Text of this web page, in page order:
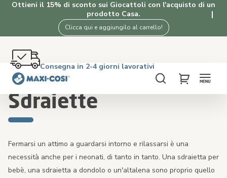
Ottieni il 15% di sconto sui Giocattoli con l'acquisto di un
prodotto Casa.
Clicca qui e aggiungilo al carrello!
Spedizione gratuita oltre i €50. Acquista ora!
4.5★ da 2K clienti che amano i nostri prodotti
Consegna in 2-4 giorni lavorativi
Reso gratuito entro 100 giorni
Cerca
My Cart
Home In casa Sdraiette
Sdraiette
Fermarsi un attimo a guardarsi intorno e rilassarsi è una
necessità anche per i neonati, di tanto in tanto. Una sdraietta per
bebè, una sdraietta a dondolo o un'altalena sono proprio quello